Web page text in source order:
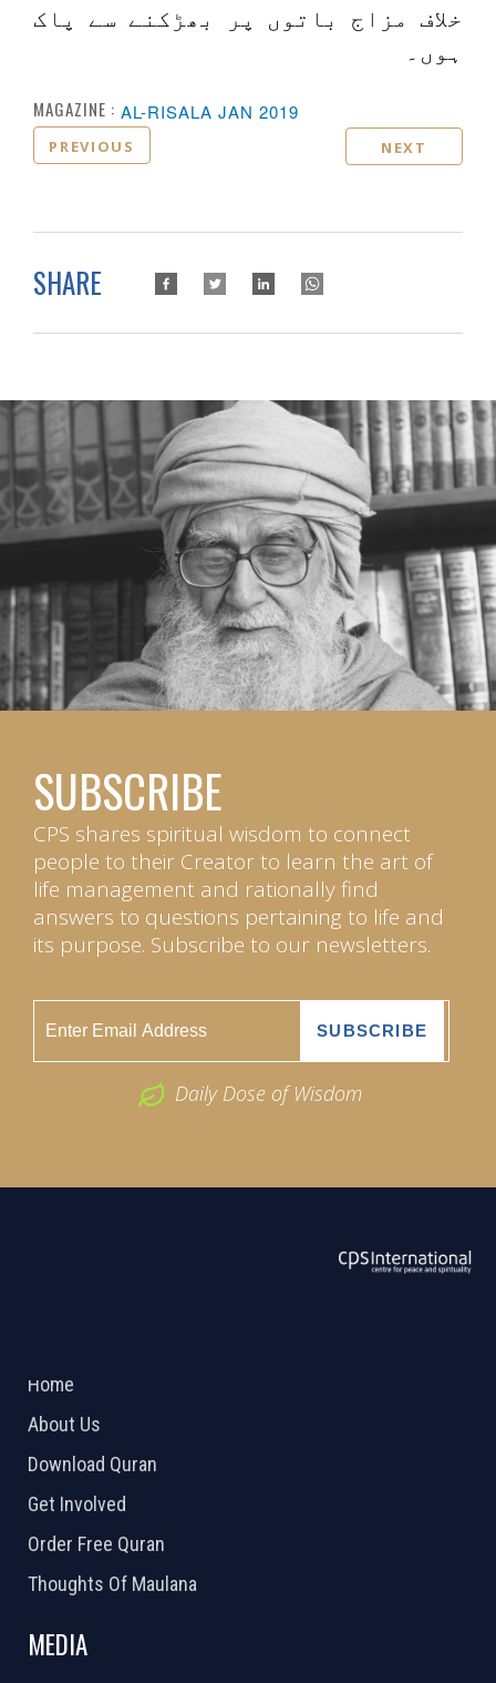
خلاف مزاج باتوں پر بھڑکنے سے پاک
ہوں۔
MAGAZINE : AL-RISALA JAN 2019
PREVIOUS NEXT
SHARE
SUBSCRIBE
CPS shares spiritual wisdom to connect
people to their Creator to learn the art of
life management and rationally find
answers to questions pertaining to life and
its purpose. Subscribe to our newsletters.
Daily Dose of Wisdom
Home
About Us
Download Quran
Get Involved
Order Free Quran
Thoughts Of Maulana
MEDIA